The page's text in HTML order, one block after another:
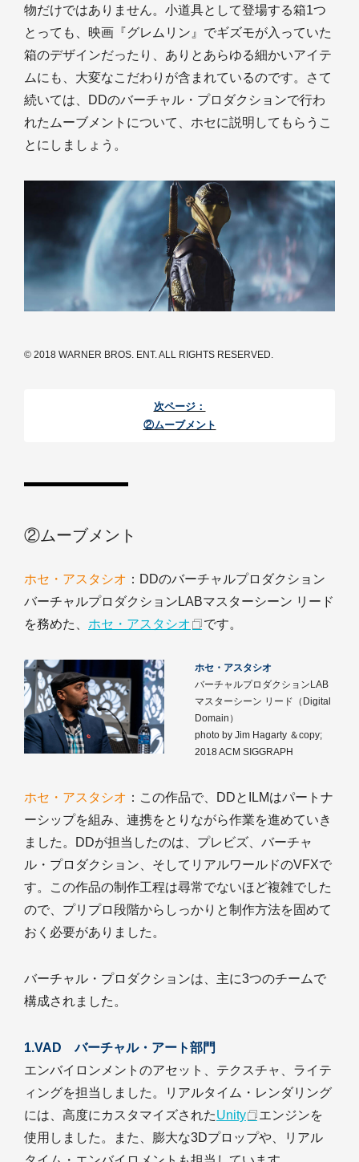
物だけではありません。小道具として登場する箱1つ
とっても、映画『グレムリン』でギズモが入っていた
箱のデザインだったり、ありとあらゆる細かいアイテ
ムにも、大変なこだわりが含まれているのです。さて
続いては、DDのバーチャル・プロダクションで行わ
れたムーブメントについて、ホセに説明してもらうこ
とにしましょう。
© 2018 WARNER BROS. ENT. ALL RIGHTS RESERVED.
次ページ：
②ムーブメント
②ムーブメント
ホセ・アスタシオ ：DDのバーチャルプロダクション
バーチャルプロダクションLABマスターシーン リード
を務めた、 ホセ・アスタシオ です。
ホセ・アスタシオ
バーチャルプロダクションLAB
マスターシーン リード（Digital
Domain）
photo by Jim Hagarty ＆copy;
2018 ACM SIGGRAPH
ホセ・アスタシオ ：この作品で、DDとILMはパートナ
ーシップを組み、連携をとりながら作業を進めていき
ました。DDが担当したのは、プレビズ、バーチャ
ル・プロダクション、そしてリアルワールドのVFXで
す。この作品の制作工程は尋常でないほど複雑でした
ので、プリプロ段階からしっかりと制作方法を固めて
おく必要がありました。
バーチャル・プロダクションは、主に3つのチームで
構成されました。
1.VAD バーチャル・アート部門
エンバイロンメントのアセット、テクスチャ、ライテ
ィングを担当しました。リアルタイム・レンダリング
には、高度にカスタマイズされたUnity
エンジンを
使用しました。また、膨大な3Dプロップや、リアル